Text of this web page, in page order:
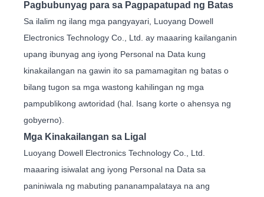
Pagbubunyag para sa Pagpapatupad ng Batas
Sa ilalim ng ilang mga pangyayari, Luoyang Dowell
Electronics Technology Co., Ltd. ay maaaring kailanganin
upang ibunyag ang iyong Personal na Data kung
kinakailangan na gawin ito sa pamamagitan ng batas o
bilang tugon sa mga wastong kahilingan ng mga
pampublikong awtoridad (hal. Isang korte o ahensya ng
gobyerno).
Mga Kinakailangan sa Ligal
Luoyang Dowell Electronics Technology Co., Ltd.
maaaring isiwalat ang iyong Personal na Data sa
paniniwala ng mabuting pananampalataya na ang